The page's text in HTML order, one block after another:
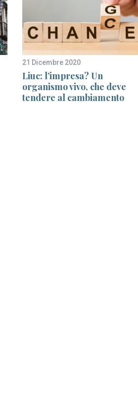
21 Dicembre 2020
Liuc: l’impresa? Un
organismo vivo, che deve
tendere al cambiamento